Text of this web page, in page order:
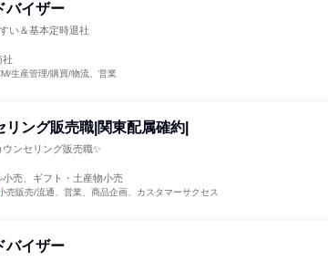
バイザー
い＆基本定時退社
社
生産管理/購買/物流、営業
ング販売職|関東配属確約|
ンセリング販売職✨
売、ギフト・土産物小売
売販売/流通、営業、商品企画、カスタマーサクセス
バイザー